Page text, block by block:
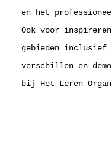
en het
Ook voor
gebieden inclusief
verschillen en
bij Het Leren